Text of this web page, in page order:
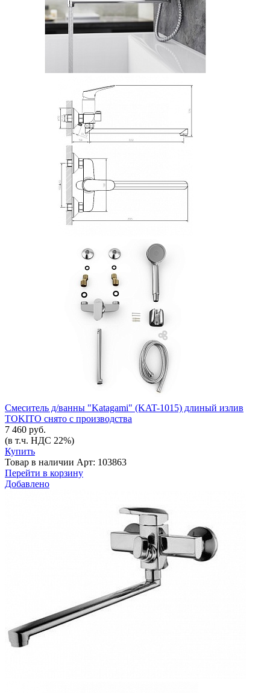
Смеситель д/ванны "Katagami" (KAT-1015) длиный излив
TOKITO снято с производства
7 460 руб.
(в т.ч. НДС 22%)
Купить
Товар в наличии Арт: 103863
Перейти в корзину
Добавлено